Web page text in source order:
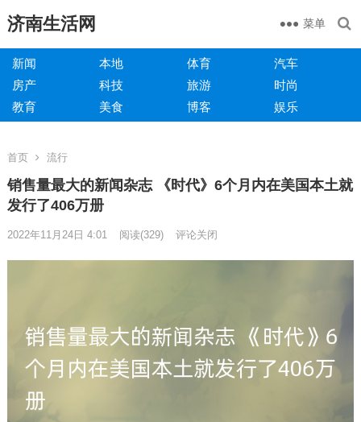
济南生活网 菜单
新闻 本地 体育
汽车
房产
科技 旅游
时尚
教育
美食 博客 娱乐
首页 流行
销售量最大的新闻杂志 《时代》6个月内在美国本土就
发行了406万册
2022年11月24日 4:01 阅读(329) 评论关闭